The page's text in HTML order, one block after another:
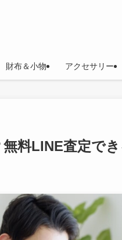
財布＆小物 アクセサリー
料LINE査定で